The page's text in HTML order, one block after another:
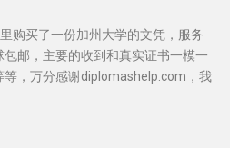
购买了一份加州大学的文凭，服务
包邮，主要的收到和真实证书一模一
等，万分感谢diplomashelp.com，我